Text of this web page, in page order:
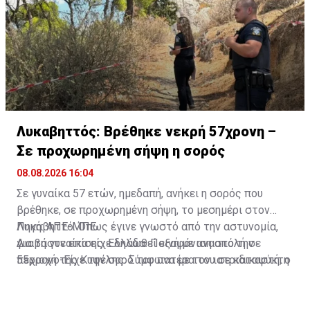
Λυκαβηττός: Βρέθηκε νεκρή 57χρονη –
Σε προχωρημένη σήψη η σορός
08.08.2026 16:04
Σε γυναίκα 57 ετών, ημεδαπή, ανήκει η σορός που
βρέθηκε, σε προχωρημένη σήψη, το μεσημέρι στον
Λυκαβηττό. Όπως έγινε γνωστό από την αστυνομία,
για τη γυναίκα είχε δηλωθεί εξαφάνιση από την
περιοχή της Κυψέλης. Σύμφωνα με τον ιατριδικαστή, ο
Πηγή: ΑΠΕ-ΜΠΕ
Διαβάστε επίσης:Ελλάδα: Ποινή με αναστολή σε
55χρονο-Είχε την σορό του πατέρα του σε καταψύκτη